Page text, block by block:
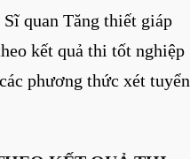
quan Tăng thiết giáp
kết quả thi tốt nghiệp
phương thức xét tuyển